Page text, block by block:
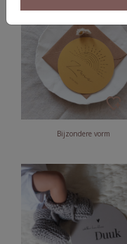
Bijzondere vorm